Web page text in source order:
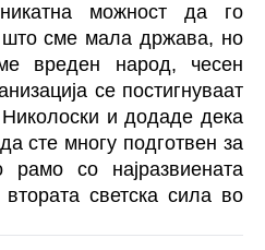
можност да го
што сме мала држава, но
вреден народ, чесен
се постигнуваат
и додаде дека
сте многу подготвен за
со најразвиената
светска сила во